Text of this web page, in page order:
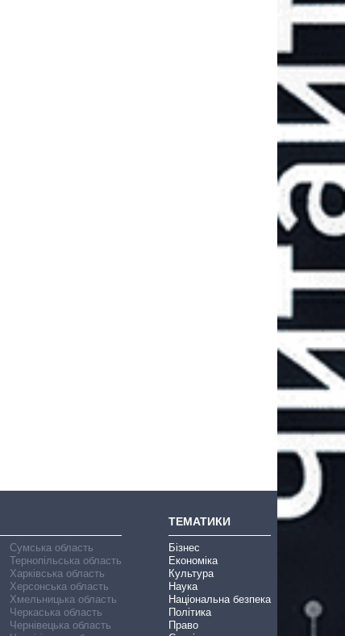
Сумська область
Тернопільська область
Харківська область
Херсонська область
Хмельницька область
Черкаська область
Чернівецька область
ТЕМАТИКИ
Бізнес
Економіка
Культура
Наука
Національна безпека
Політика
Право